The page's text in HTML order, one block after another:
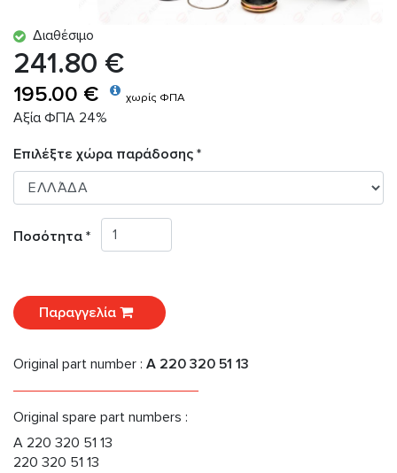
Διαθέσιμο
241.80 €
195.00 € χωρίς ΦΠΑ
Αξία ΦΠΑ 24%
Επιλέξτε χώρα παράδοσης *
Ποσότητα *
Παραγγελία
Original part number : A 220 320 51 13
Original spare part numbers :
A 220 320 51 13
220 320 51 13